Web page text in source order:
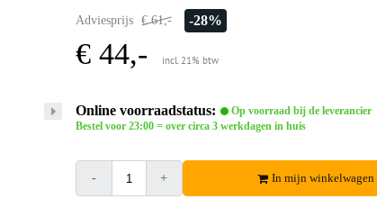
Adviesprijs € 61,- -28%
€ 44,- incl. 21% btw
Online voorraadstatus:
Op voorraad bij de leverancier
Bestel voor 23:00 = over circa 3 werkdagen in huis
- + In mijn winkelwagen